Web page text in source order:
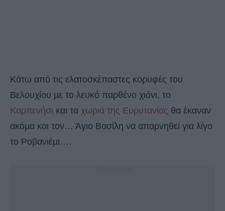
Κάτω από τις ελατοσκέπαστες κορυφές του
Βελουχίου µε το λευκό παρθένο χιόνι, το
Καρπενήσι και τα χωριά της Ευρυτανίας θα έκαναν
ακόµα και τον… Άγιο Βασίλη να απαρνηθεί για λίγο
το Ροβανιέµι….